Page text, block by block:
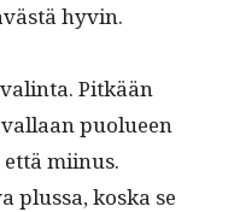
hyvin.
Pitkään
puolueen
että mii­nus.
plus­sa, kos­ka se